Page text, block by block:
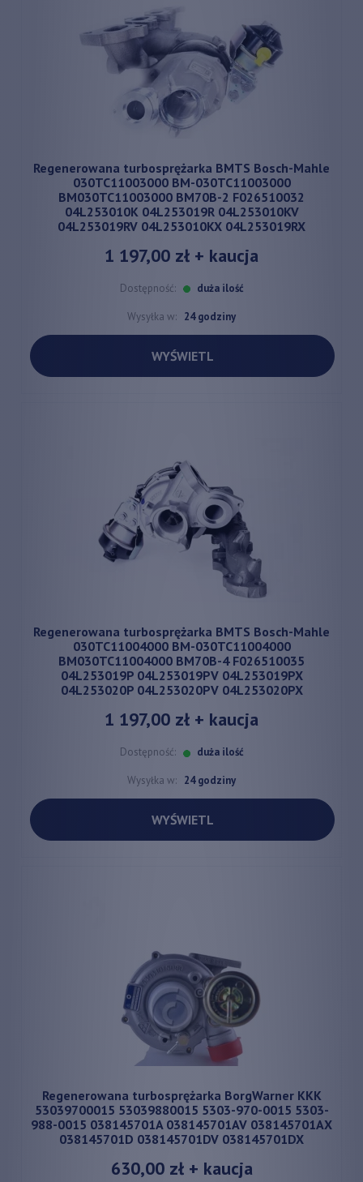
Regenerowana turbosprężarka BMTS Bosch-Mahle
030TC11003000 BM-030TC11003000
BM030TC11003000 BM70B-2 F026510032
04L253010K 04L253019R 04L253010KV
04L253019RV 04L253010KX 04L253019RX
1 197,00 zł + kaucja
Dostępność: duża ilość
Wysyłka w: 24 godziny
WYŚWIETL
Regenerowana turbosprężarka BMTS Bosch-Mahle
030TC11004000 BM-030TC11004000
BM030TC11004000 BM70B-4 F026510035
04L253019P 04L253019PV 04L253019PX
04L253020P 04L253020PV 04L253020PX
1 197,00 zł + kaucja
Dostępność: duża ilość
Wysyłka w: 24 godziny
WYŚWIETL
Regenerowana turbosprężarka BorgWarner KKK
53039700015 53039880015 5303-970-0015 5303-
988-0015 038145701A 038145701AV 038145701AX
038145701D 038145701DV 038145701DX
630,00 zł+ kaucja